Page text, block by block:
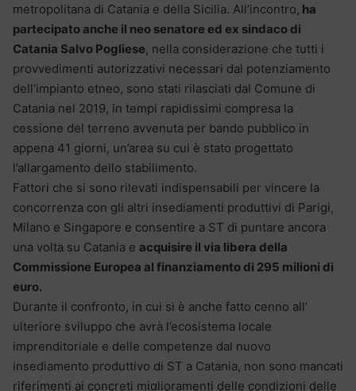
metropolitana di Catania e della Sicilia. All’incontro, ha
partecipato anche il neo senatore ed ex sindaco di
Catania Salvo Pogliese, nella considerazione che tutti i
provvedimenti autorizzativi necessari dal potenziamento
dell’impianto etneo, sono stati rilasciati dal Comune di
Catania nel 2019, in tempi rapidissimi compresa la
cessione del terreno avvenuta per bando pubblico in
appena 41 giorni, un’area su cui è stato progettato
l’allargamento dello stabilimento.
Fattori che si sono rilevati indispensabili per vincere la
concorrenza con gli altri insediamenti produttivi di Parigi,
Milano e Singapore e consentire a ST di puntare ancora
una volta su Catania e acquisire il via libera della
Commissione Europea al finanziamento di 295 milioni di
euro.
Durante il confronto, in cui si è anche fatto cenno all’
ulteriore sviluppo che avrà l’ecosistema locale
imprenditoriale e delle competenze dal nuovo
insediamento produttivo di ST a Catania, non sono mancati
riferimenti ai concreti miglioramenti delle condizioni delle